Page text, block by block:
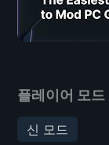
플레이어 모드
신 모드